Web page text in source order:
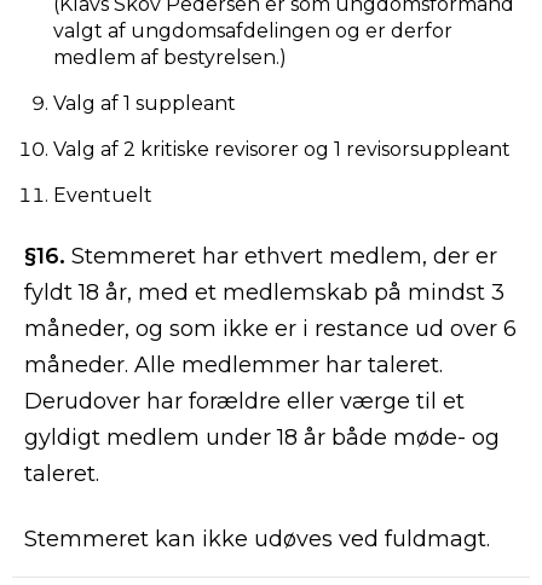
valgt af ungdomsafdelingen og er derfor
medlem af bestyrelsen.)
Valg af 1 suppleant
Valg af 2 kritiske revisorer og 1 revisorsuppleant
Eventuelt
§16. Stemmeret har ethvert medlem, der er
fyldt 18 år, med et medlemskab på mindst 3
måneder, og som ikke er i restance ud over 6
måneder. Alle medlemmer har taleret.
Derudover har forældre eller værge til et
gyldigt medlem under 18 år både møde- og
taleret.
Stemmeret kan ikke udøves ved fuldmagt.